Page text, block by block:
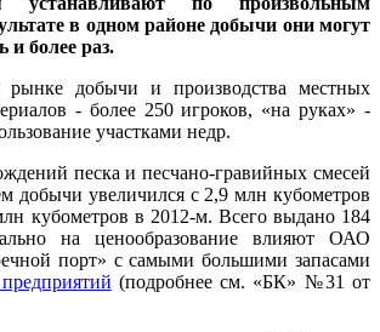
в одном районе добычи они могут
и более раз.
рынке добычи и производства местных
- более 250 игроков, «на руках» -
участками недр.
песка и песчано-гравийных смесей
добычи увеличился с 2,9 млн кубометров
кубометров в 2012-м. Всего выдано 184
на ценообразование влияют ОАО
порт» с самыми большими запасами
(подробнее см. «БК» №31 от